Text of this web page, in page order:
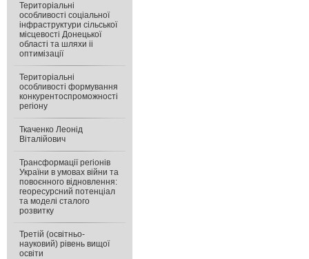
Територіальні
особливості соціальної
інфраструктури сільської
місцевості Донецької
області та шляхи іі
оптимізації
Територіальні
особливості формування
конкурентоспроможності
регіону
Ткаченко Леонід
Віталійович
Трансформації регіонів
України в умовах війни та
повоєнного відновлення:
георесурсний потенціал
та моделі сталого
розвитку
Третій (освітньо-
науковий) рівень вищої
освіти